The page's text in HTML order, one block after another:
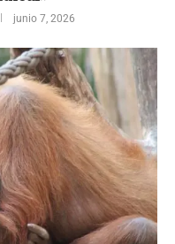
junio 7, 2026